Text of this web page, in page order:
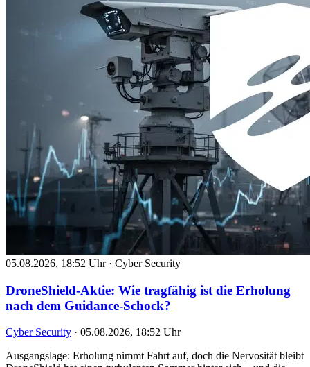
05.08.2026, 18:52 Uhr · Cyber Security
DroneShield-Aktie: Wie tragfähig ist die Erholung
nach dem Guidance-Schock?
Cyber Security · 05.08.2026, 18:52 Uhr
Ausgangslage: Erholung nimmt Fahrt auf, doch die Nervosität bleibt